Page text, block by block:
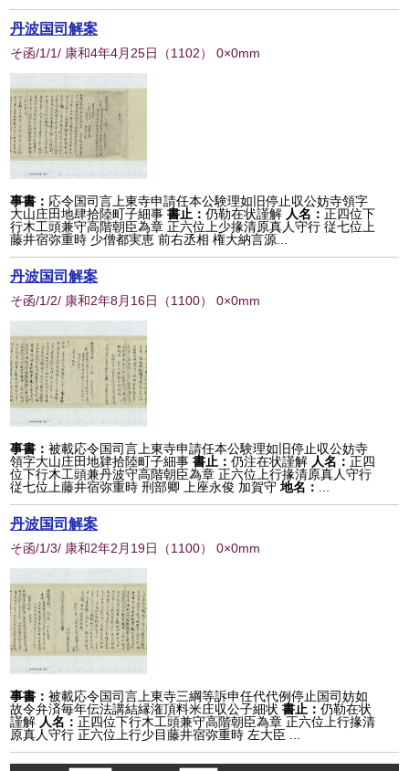
丹波国司解案
そ函/1/1/ 康和4年4月25日 （1102） 0×0mm
事書： 応令国司言上東寺申請任本公験理如旧停止収公妨寺領字
大山庄田地肆拾陸町子細事 書止：仍勒在状謹解 人名：正四位下
行木工頭兼守高階朝臣為章 正六位上少掾清原真人守行 従七位上
藤井宿弥重時 少僧都実恵 前右丞相 権大納言源...
丹波国司解案
そ函/1/2/ 康和2年8月16日 （1100） 0×0mm
事書：被載応令国司言上東寺申請任本公験理如旧停止収公妨寺
領字大山庄田地肄拾陸町子細事 書止：仍注在状謹解 人名：正四
位下行木工頭兼丹波守高階朝臣為章 正六位上行掾清原真人守行
従七位上藤井宿弥重時 刑部卿 上座永俊 加賀守 地名：
丹波国司解案
そ函/1/3/ 康和2年2月19日 （1100） 0×0mm
事書：被載応令国司言上東寺三綱等訴申任代代例停止国司妨如
故令弁済毎年伝法講結縁潅頂料米庄収公子細状 書止：仍勒在状
謹解 人名：正四位下行木工頭兼守高階朝臣為章 正六位上行掾清
原真人守行 正六位上行少目藤井宿弥重時 左大臣 ...